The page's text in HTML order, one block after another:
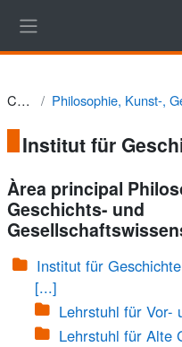
Cursos
Institut für
Àrea principal
Geschichts- und
Institut für Geschichte
[...]
Lehrstuhl für Vor-
Lehrstuhl für Alte